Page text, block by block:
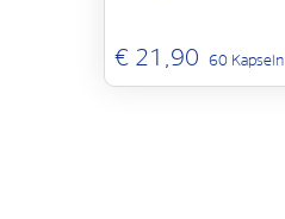
€ 21,90 60 Kapseln